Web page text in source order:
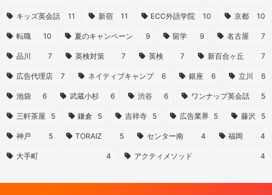
キッズ英会話 11 新宿 11 ECC外語学院 10 京都 10
転職 10 夏のキャンペーン 9 留学 9 名古屋 7
品川 7 英検対策 7 英検 7 新百合ヶ丘 7
広告代理店 7 ネイティブキャンプ 6 銀座 6 立川 6
池袋 6 武蔵小杉 6 渋谷 6 ワンナップ英会話 5
三軒茶屋 5 鎌倉 5 吉祥寺 5 広告業界 5 藤沢 5
神戸 5 TORAIZ 5 センター南 4 福岡 4
大手町 4 アクティメソッド 4